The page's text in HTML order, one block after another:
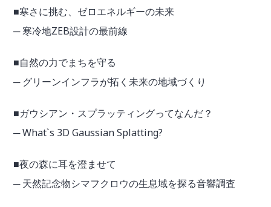
■寒さに挑む、ゼロエネルギーの未来
─ 寒冷地ZEB設計の最前線
■自然の力でまちを守る
─ グリーンインフラが拓く未来の地域づくり
■ガウシアン・スプラッティングってなんだ？
─ What`s 3D Gaussian Splatting?
■夜の森に耳を澄ませて
─ 天然記念物シマフクロウの生息域を探る音響調査